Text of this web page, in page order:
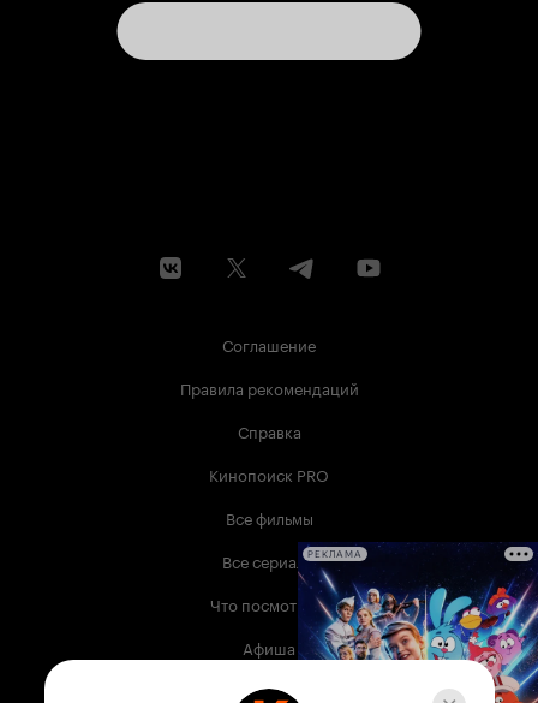
Соглашение
Правила рекомендаций
Справка
Кинопоиск PRO
Все фильмы
Все сериалы
Что посмотреть
Афиша
Музыка
РЕКЛАМА